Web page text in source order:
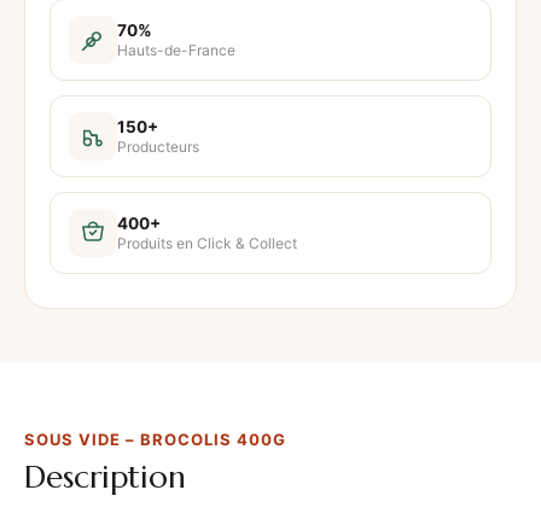
u
r
o
70%
Hauts-de-France
150+
Producteurs
400+
Produits en Click & Collect
SOUS VIDE – BROCOLIS 400G
Description